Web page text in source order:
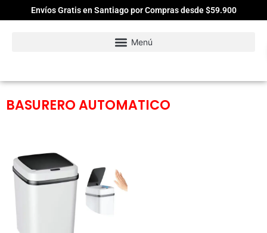
Envíos Gratis en Santiago por Compras desde $59.900
BASURERO AUTOMATICO